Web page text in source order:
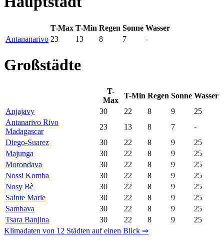
T-Max T-Min Regen Sonne Wasser
Antananarivo 23 13 8 7 -
Großstädte
T-
Max
T-Min Regen Sonne Wasser
Anjajavy
30 22 8 9
25
Antanarivo Rivo
Madagascar
23 13 8 7
-
Diego-Suarez
30 22 8 9
25
Majunga
30 22 8 9
25
Morondava
30 22 8 9
25
Nossi Komba
30 22 8 9
25
Nosy Bè
30 22 8 9
25
Sainte Marie
30 22 8 9
25
Sambava
30 22 8 9
25
Tsara Banjina
30 22 8 9
25
Klimadaten von 12 Städten auf einen Blick ⇒